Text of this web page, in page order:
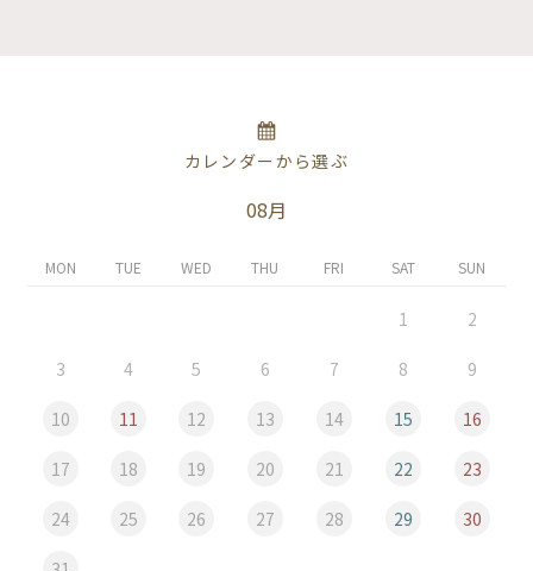
カレンダーから選ぶ
08月
MON TUE WED THU FRI SAT SUN
1 2
3 4 5 6 7 8 9
10 11 12 13 14 15 16
17 18 19 20 21 22 23
24 25 26 27 28 29 30